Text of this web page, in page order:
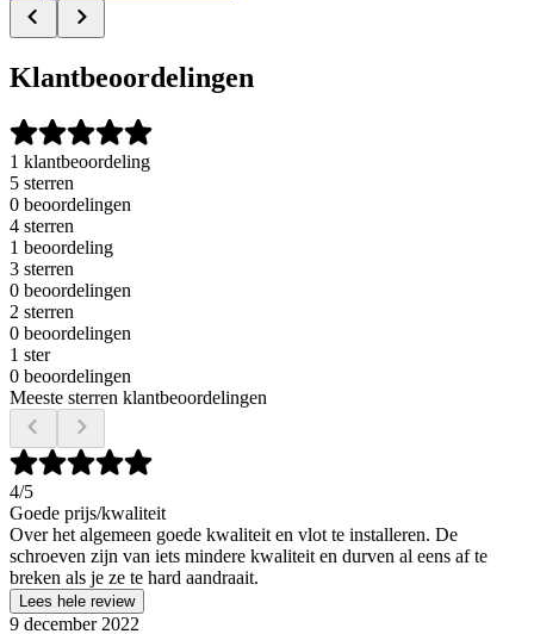
Klantbeoordelingen
1 klantbeoordeling
5 sterren
0 beoordelingen
4 sterren
1 beoordeling
3 sterren
0 beoordelingen
2 sterren
0 beoordelingen
1 ster
0 beoordelingen
Meeste sterren klantbeoordelingen
4/5
Goede prijs/kwaliteit
Over het algemeen goede kwaliteit en vlot te installeren. De
schroeven zijn van iets mindere kwaliteit en durven al eens af te
breken als je ze te hard aandraait.
Lees hele review
9 december 2022